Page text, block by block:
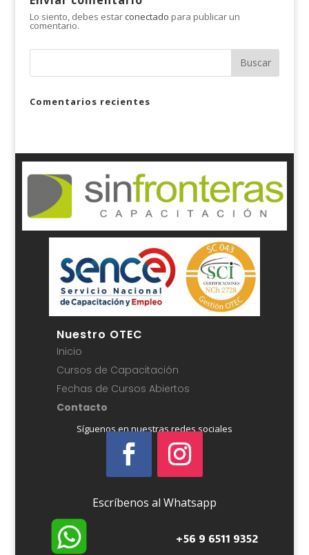
Lo siento, debes estar conectado para publicar un
comentario.
Comentarios recientes
Nuestro OTEC
Inicio
Cursos de Capacitación
Fechas de Cursos Abiertos
Contacto
Síguenos en nuestras redes sociales
Escríbenos al Whatsapp
+56 9 6511 9352